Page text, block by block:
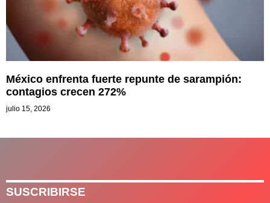
México enfrenta fuerte repunte de sarampión:
contagios crecen 272%
julio 15, 2026
SUSCRIBIRSE